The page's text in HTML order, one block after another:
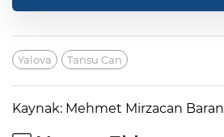
Yalova Tansu Can
Kaynak: Mehmet Mirzacan Baran